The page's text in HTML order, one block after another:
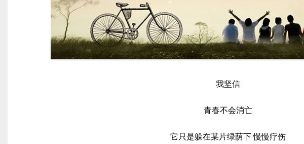
我坚信
青春不会消亡
它只是躲在某片绿荫下 慢慢疗伤